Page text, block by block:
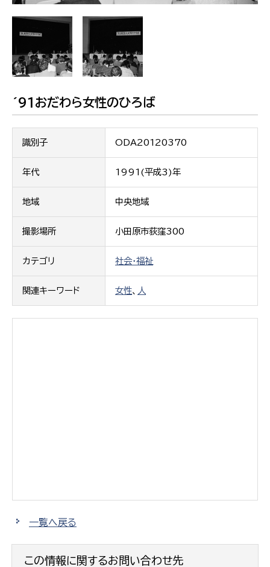
´91おだわら女性のひろば
識別子 ODA20120370
年代 1991(平成3)年
地域 中央地域
撮影場所 小田原市荻窪300
カテゴリ 社会・福祉
関連キーワード 女性、 人
一覧へ戻る
この情報に関するお問い合わせ先